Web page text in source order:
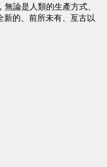
論是人類的生產方式、
的、前所未有、亙古以